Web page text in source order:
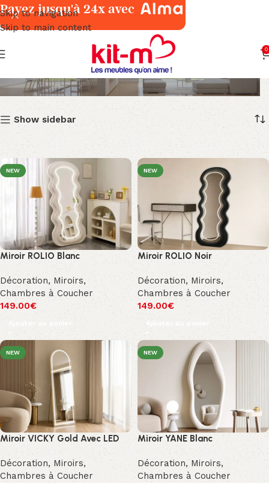
Skip to navigation
Skip to main content
0
Show sidebar
NEW
Miroir ROLIO Blanc
Décoration, Miroirs,
Chambres à Coucher
149.00€
Ajouter au panier
NEW
Miroir ROLIO Noir
Décoration, Miroirs,
Chambres à Coucher
149.00€
Ajouter au panier
NEW
Miroir VICKY Gold Avec LED
Décoration, Miroirs,
Chambres à Coucher
NEW
Miroir YANE Blanc
Décoration, Miroirs,
Chambres à Coucher
Payez jusqu'à 24x avec